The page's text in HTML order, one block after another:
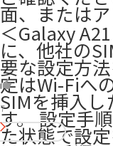
面、または
＜Galaxy
に、他社の
要な設定方
定はWi-Fiへ
SIMを挿入
す。 設定手
た状態で設
7